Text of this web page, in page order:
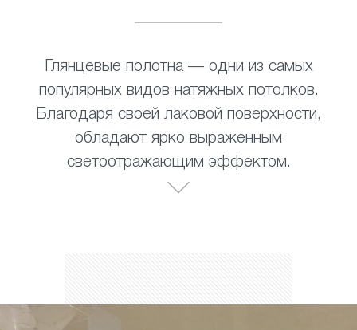
Глянцевые полотна — одни из самых
популярных видов натяжных потолков.
Благодаря своей лаковой поверхности,
обладают ярко выраженным
светоотражающим эффектом.